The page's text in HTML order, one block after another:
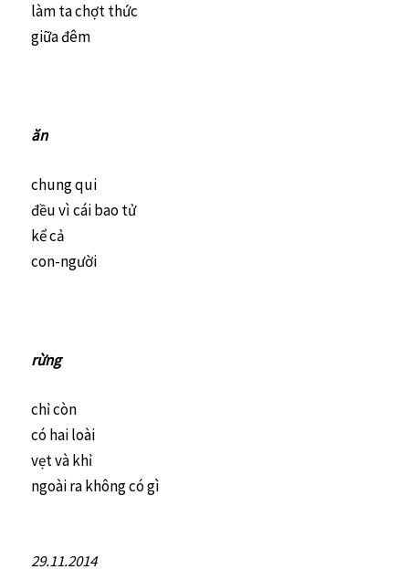
làm ta chợt thức
giữa đêm
ăn
chung qui
đều vì cái bao tử
kể cả
con-người
rừng
chỉ còn
có hai loài
vẹt và khỉ
ngoài ra không có gì
29.11.2014